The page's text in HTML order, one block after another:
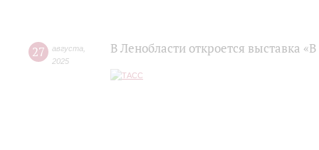
27 августа
2025
В Ленобласти откроется выставка